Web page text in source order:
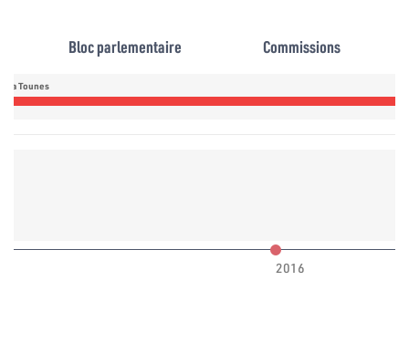
Bloc parlementaire Commissions
Tounes
2016